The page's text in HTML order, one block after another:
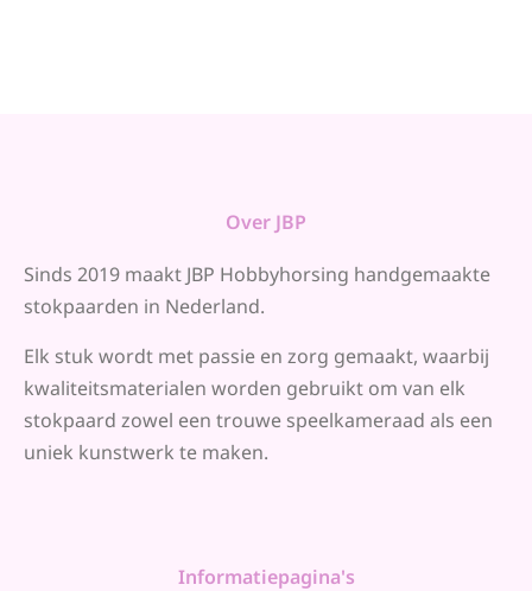
Over JBP
Sinds 2019 maakt JBP Hobbyhorsing handgemaakte
stokpaarden in Nederland.
Elk stuk wordt met passie en zorg gemaakt, waarbij
kwaliteitsmaterialen worden gebruikt om van elk
stokpaard zowel een trouwe speelkameraad als een
uniek kunstwerk te maken.
Informatiepagina's